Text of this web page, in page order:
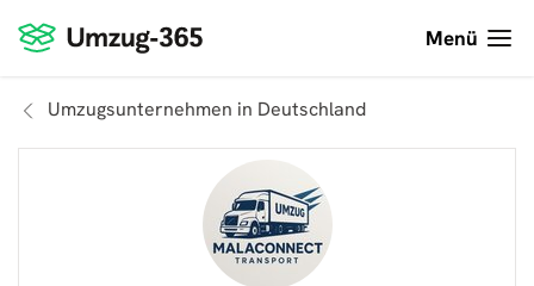
Menü
Umzugsunternehmen in Deutschland